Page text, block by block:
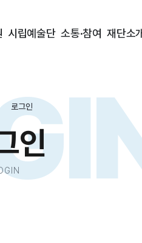
시립예술단 소통·참여 재단소
로그인
인